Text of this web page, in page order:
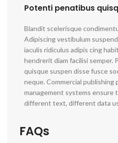
Potenti penatibus
Blandit scelerisque
Adipiscing vestibulum
iaculis ridiculus adipis cing
hendrerit diam facilisi semper.
quisque suspen disse fusce
neque. Commercial
management systems ensure
different text, different data
FAQs